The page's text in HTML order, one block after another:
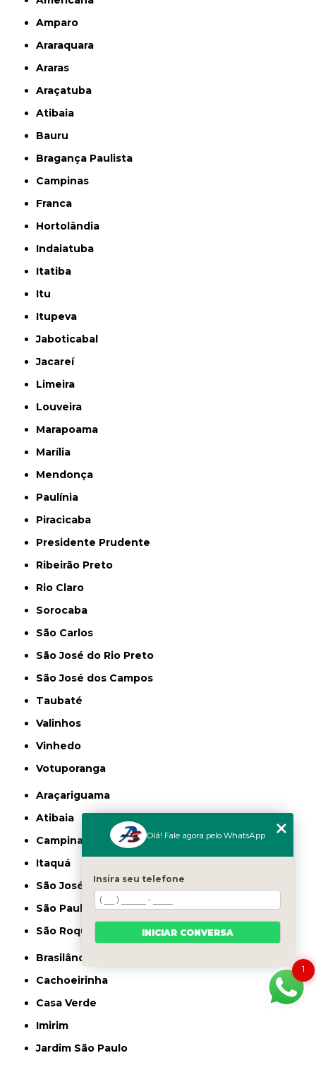
Amparo
Araraquara
Araras
Araçatuba
Atibaia
Bauru
Bragança Paulista
Campinas
Franca
Hortolândia
Indaiatuba
Itatiba
Itu
Itupeva
Jaboticabal
Jacareí
Limeira
Louveira
Marapoama
Marília
Mendonça
Paulínia
Piracicaba
Presidente Prudente
Ribeirão Preto
Rio Claro
Sorocaba
São Carlos
São José do Rio Preto
São José dos Campos
Taubaté
Valinhos
Vinhedo
Votuporanga
Araçariguama
Atibaia
Campinas
Itaquá
São José dos Campos
São Paulo
São Roque
Brasilândia
Cachoeirinha
Casa Verde
Imirim
Jardim São Paulo
1
Olá! Fale agora pelo WhatsApp
Insira seu telefone
INICIAR CONVERSA